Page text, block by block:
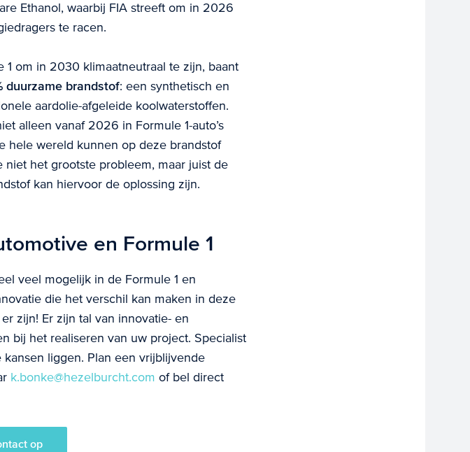
Ethanol, waarbij FIA streeft om in 2026
te racen.
om in 2030 klimaatneutraal te zijn, baant
duurzame brandstof: een synthetisch en
aardolie-afgeleide koolwaterstoffen.
alleen vanaf 2026 in Formule 1-auto’s
hele wereld kunnen op deze brandstof
het grootste probleem, maar juist de
kan hiervoor de oplossing zijn.
en Formule 1
veel mogelijk in de Formule 1 en
die het verschil kan maken in deze
zijn! Er zijn tal van innovatie- en
bij het realiseren van uw project. Specialist
liggen. Plan een vrijblijvende
k.bonke@hezelburcht.com of bel direct
op